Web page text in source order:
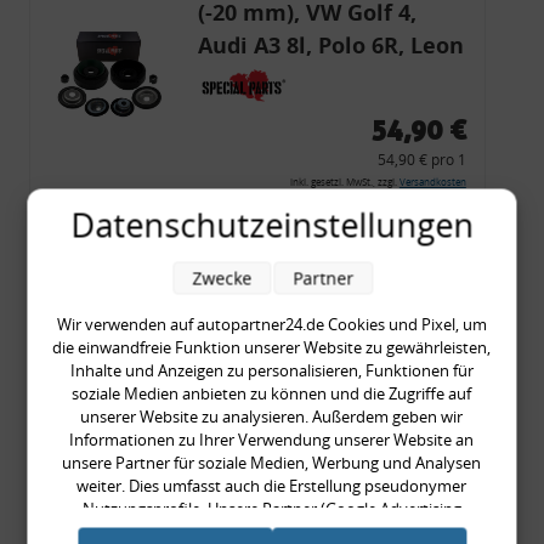
(-20 mm), VW Golf 4,
Audi A3 8l, Polo 6R, Leon
54,90 €
54,90 € pro 1
inkl. gesetzl. MwSt., zzgl. Versandkosten
Merkzettel
Zum Artikel
Rückleuchtenband mit
Blinker, rot, US-Ecken,
Audi 80 Cabrio, Typ 89,
OE-Nr.: 8G0945225 +
8G0945225C
999,99 €
Datenschutzeinstellungen
Wir verwenden auf autopartner24.de Cookies und Pixel, um
die einwandfreie Funktion unserer Website zu gewährleisten,
Inhalte und Anzeigen zu personalisieren, Funktionen für
soziale Medien anbieten zu können und die Zugriffe auf
unserer Website zu analysieren. Außerdem geben wir
Informationen zu Ihrer Verwendung unserer Website an
unsere Partner für soziale Medien, Werbung und Analysen
weiter. Dies umfasst auch die Erstellung pseudonymer
Nutzungsprofile. Unsere Partner (Google Advertising
Products) führen diese Informationen möglicherweise mit
Zwecke Partner